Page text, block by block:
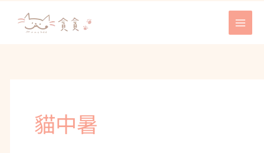
貓中暑